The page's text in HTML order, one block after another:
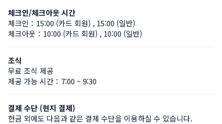
체크인/체크아웃 시간
체크인： 15:00 (카드 회원) , 15:00 (일반)
체크아웃： 10:00 (카드 회원) , 10:00 (일반)
조식
무료 조식 제공
제공 가능 시간：7:00 ~ 9:30
결제 수단 (현지 결제)
현금 외에도 다음과 같은 결제 수단을 이용하실 수 있습니다.